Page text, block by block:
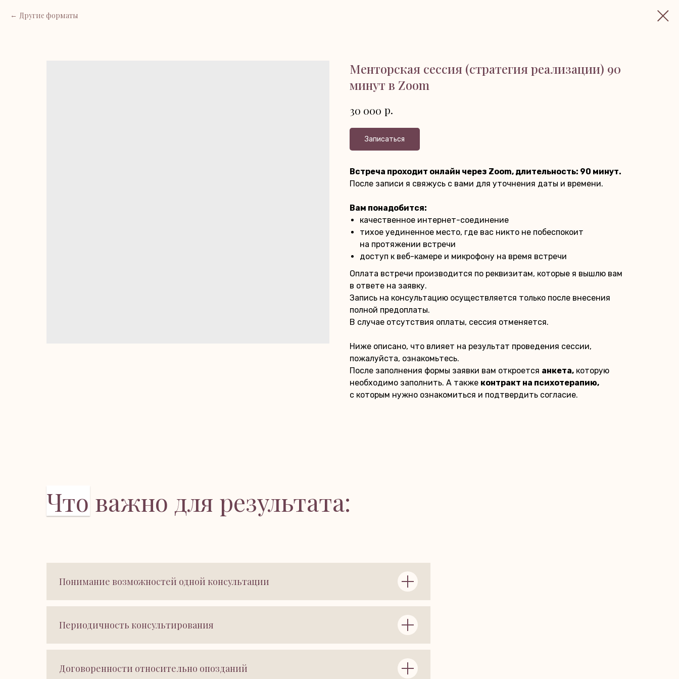
Другие форматы
Менторская сессия (стратегия реализации) 90
минут в Zoom
30 000 р.
Записаться
Встреча проходит онлайн через Zoom, длительность: 90 минут.
После записи я свяжусь с вами для уточнения даты и времени.
Вам понадобится:
качественное интернет-соединение
тихое уединенное место, где вас никто не побеспокоит
на протяжении встречи
доступ к веб-камере и микрофону на время встречи
Оплата встречи производится по реквизитам, которые я вышлю вам
в ответе на заявку.
Запись на консультацию осуществляется только после внесения
полной предоплаты.
В случае отсутствия оплаты, сессия отменяется.
Ниже описано, что влияет на результат проведения сессии,
пожалуйста, ознакомьтесь.
После заполнения формы заявки вам откроется анкета, которую
необходимо заполнить. А также контракт на психотерапию,
с которым нужно ознакомиться и подтвердить согласие.
Что важно для результата:
Понимание возможностей одной консультации
Периодичность консультирования
Договоренности относительно опозданий